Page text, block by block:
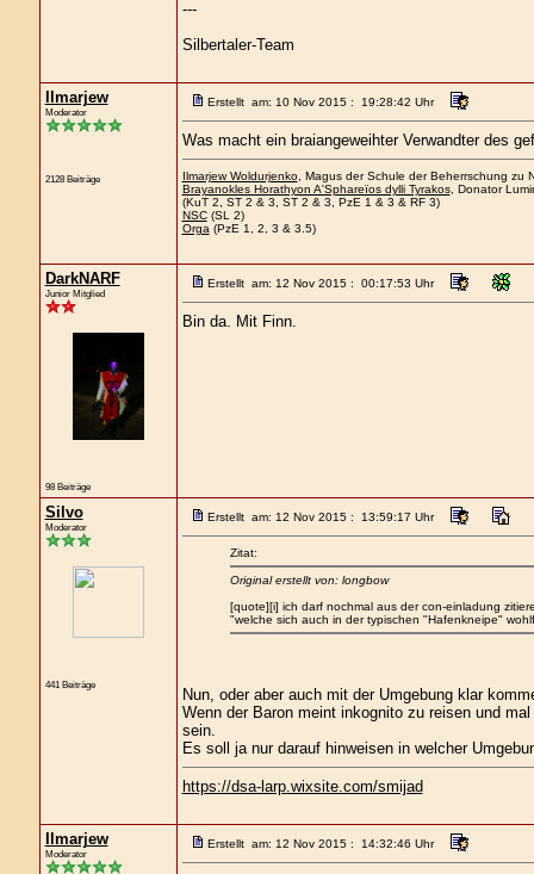
---
Silbertaler-Team
Ilmarjew
Moderator
2128 Beiträge
Erstellt am: 10 Nov 2015 : 19:28:42 Uhr
Was macht ein braiangeweihter Verwandter des
Ilmarjew Woldurjenko, Magus der Schule der Beherrschung zu
Brayanokles Horathyon A'Sphareïos dylli Tyrakos, Donator
(KuT 2, ST 2 & 3, ST 2 & 3, PzE 1 & 3 & RF 3)
NSC(SL 2)
Orga (PzE 1, 2, 3 & 3.5)
DarkNARF
Junior Mitglied
98 Beiträge
Erstellt am: 12 Nov 2015 : 00:17:53 Uhr
Bin da. Mit Finn.
Silvo
Moderator
441 Beiträge
Erstellt am: 12 Nov 2015 : 13:59:17 Uhr
Zitat:
Original erstellt von: longbow
[quote][i] ich darf nochmal aus der con-einladung
"welche sich auch in der typischen "Hafenkneipe"
Nun, oder aber auch mit der Umgebung klar
Wenn der Baron meint inkognito zu reisen und
sein.
Es soll ja nur darauf hinweisen in welcher
https://dsa-larp.wixsite.com/smijad
Ilmarjew
Moderator
Erstellt am: 12 Nov 2015 : 14:32:46 Uhr